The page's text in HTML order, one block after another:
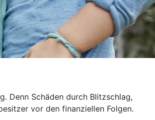
Denn Schäden durch Blitzschlag,
vor den finanziellen Folgen.